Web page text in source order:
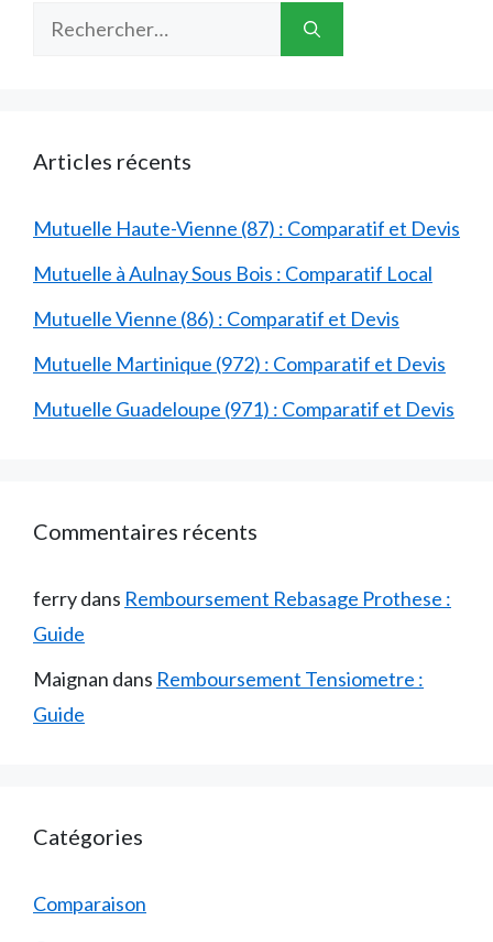
Rechercher :
Articles récents
Mutuelle Haute-Vienne (87) : Comparatif et Devis
Mutuelle à Aulnay Sous Bois : Comparatif Local
Mutuelle Vienne (86) : Comparatif et Devis
Mutuelle Martinique (972) : Comparatif et Devis
Mutuelle Guadeloupe (971) : Comparatif et Devis
Commentaires récents
ferrydans Remboursement Rebasage Prothese :
Guide
Maignan dans Remboursement Tensiometre :
Guide
Catégories
Comparaison